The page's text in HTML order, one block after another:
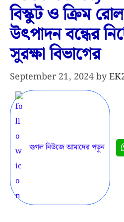
বিস্কুট ও ক্রিম
উৎপাদন বন্ধের
সুরক্ষা বিভাগের
September 21, 2024by
গুগল নিউজে আমাদের পড়ুন